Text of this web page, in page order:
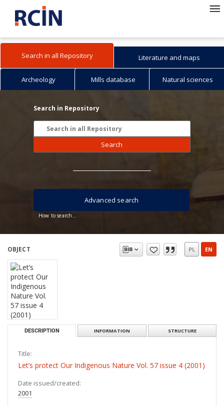
Search in all Repository Literature and maps
Archeology Mills database Natural sciences
Search in Repository
Search
How to search...
Advanced search
OBJECT PL EN
DESCRIPTION INFORMATION STRUCTURE
Title:
Let’s protect Our Indigenous Nature Vol. 57 issue 4 (2001)
Date issued/created:
2001